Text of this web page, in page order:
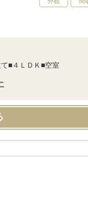
■４ＬＤＫ■空室